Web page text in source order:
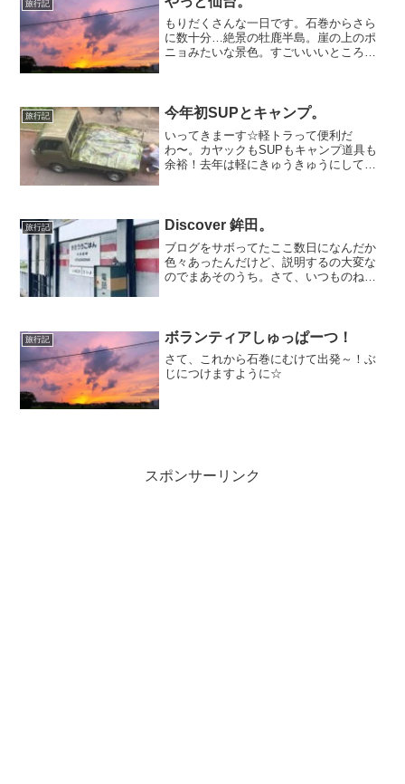
旅行記
もりだくさんな一日です。石巻からさら
に数十分…絶景の牡鹿半島。崖の上のポ
ニョみたいな景色。すごいいいところ…
い、ぽっかりなにもなくなっ...
旅行記 今年初SUPとキャンプ。
いってきまーす☆軽トラって便利だ
わ〜。カヤックもSUPもキャンプ道具も
余裕！去年は軽にきゅうきゅうにして乗
旅行記 Discover 鉾田。
ブログをサボってたここ数日になんだか
色々あったんだけど、説明するの大変な
のでまあそのうち。さて、いつものね、
だろ？5年くらいかな？ま...
旅行記 ボランティアしゅっぱーつ！
さて、これから石巻にむけて出発～！ぶ
じにつけますように☆
スポンサーリンク